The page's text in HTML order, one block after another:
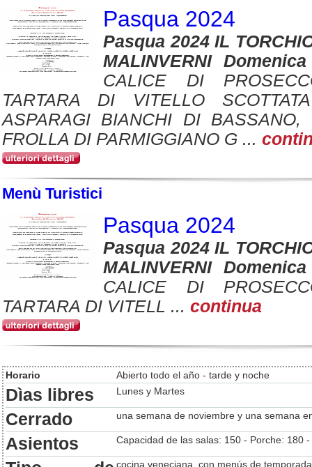
Pasqua 2024
Pasqua 2024 IL
MALINVERNI
CALICE DI
TARTARA DI VITELLO
ASPARAGI BIANCHI DI
FROLLA DI PARMIGGIANO G ...
Menù Turistici
Pasqua 2024
Pasqua 2024 IL
MALINVERNI
CALICE DI
TARTARA DI VITELL ... continua
Horario Abierto todo el año - tarde y noche
Dìas libres Lunes y Martes
Cerrado una semana de noviembre y una semana
Asientos Capacidad de las salas: 150 - Porche: 180
cocina veneciana, con menús de